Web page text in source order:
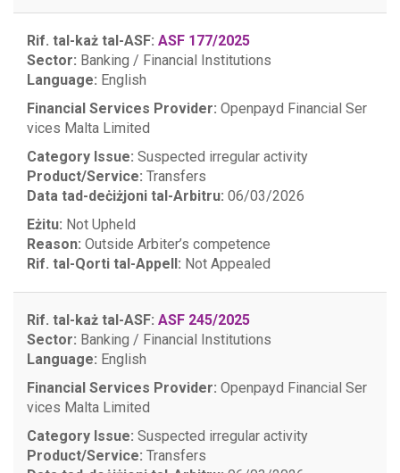
Rif. tal-każ tal-ASF: ASF 177/2025
Sector: Banking / Financial Institutions
Language: English
Financial Services Provider: Openpayd Financial Ser
vices Malta Limited
Category Issue: Suspected irregular activity
Product/Service: Transfers
Data tad-deċiżjoni tal-Arbitru: 06/03/2026
Eżitu: Not Upheld
Reason: Outside Arbiter’s competence
Rif. tal-Qorti tal-Appell: Not Appealed
Rif. tal-każ tal-ASF: ASF 245/2025
Sector: Banking / Financial Institutions
Language: English
Financial Services Provider: Openpayd Financial Ser
vices Malta Limited
Category Issue: Suspected irregular activity
Product/Service: Transfers